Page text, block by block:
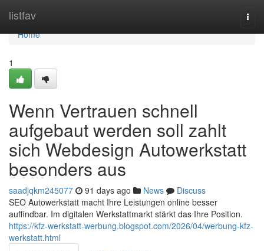
listfav
Home
Home
1
Wenn Vertrauen schnell
aufgebaut werden soll zahlt
sich Webdesign Autowerkstatt
besonders aus
saadjqkm245077 91 days ago News
Discuss
SEO Autowerkstatt macht Ihre Leistungen online besser
auffindbar. Im digitalen Werkstattmarkt stärkt das Ihre Position.
https://kfz-werkstatt-werbung.blogspot.com/2026/04/werbung-kfz-
werkstatt.html